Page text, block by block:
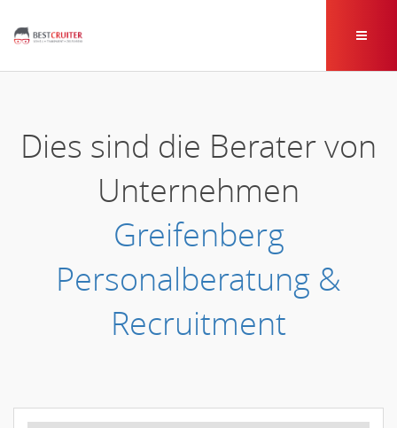
Dies sind die Berater von
Unternehmen
Greifenberg
Personalberatung &
Recruitment